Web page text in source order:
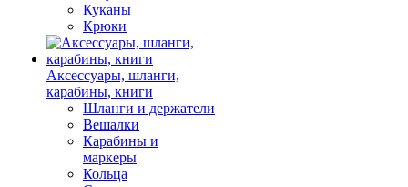
Куканы
Крюки
Аксессуары, шланги,
карабины, книги
Шланги и держатели
Вешалки
Карабины и
маркеры
Кольца